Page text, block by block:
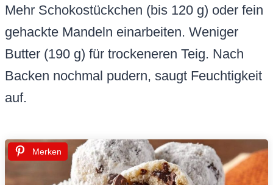
Mehr Schokostückchen (bis 120 g) oder fein
gehackte Mandeln einarbeiten. Weniger
Butter (190 g) für trockeneren Teig. Nach
Backen nochmal pudern, saugt Feuchtigkeit
auf.
Merken